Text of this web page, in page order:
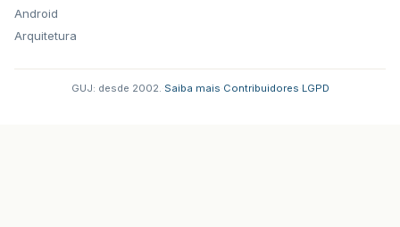
Android
Arquitetura
GUJ: desde 2002. Saiba mais Contribuidores LGPD